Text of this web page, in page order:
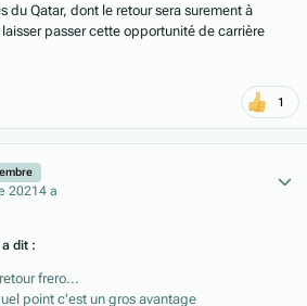
du Qatar, dont le retour sera surement à
passer cette opportunité de carrière
1
20214 a
dit :
frero...
point c'est un gros avantage